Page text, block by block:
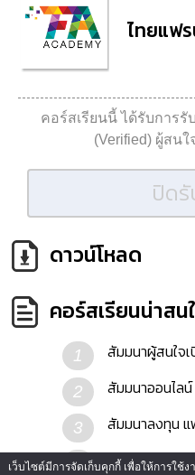
ไทยแฟ
คอร์สเรียนนี้ ได้รับการ
(Verified) ผู้สน
ปิด
ดาวน์โหลด
คอร์สเรียนน่าสน
1 สัมมนาผู้สนใจ
2 สัมมนาออนไล
3 สัมมนาลงทุน แ
4 คอร์สสร้างแฟ
เว็บไซต์มีการจัดเก็บคุกกี้ เพื่อให้การใช้